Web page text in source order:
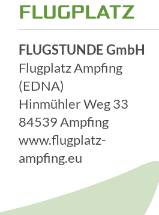
FLUGPLATZ
FLUGSTUNDE GmbH
Flugplatz Ampfing
(EDNA)
Hinmühler Weg 33
84539 Ampfing
www.flugplatz-
ampfing.eu